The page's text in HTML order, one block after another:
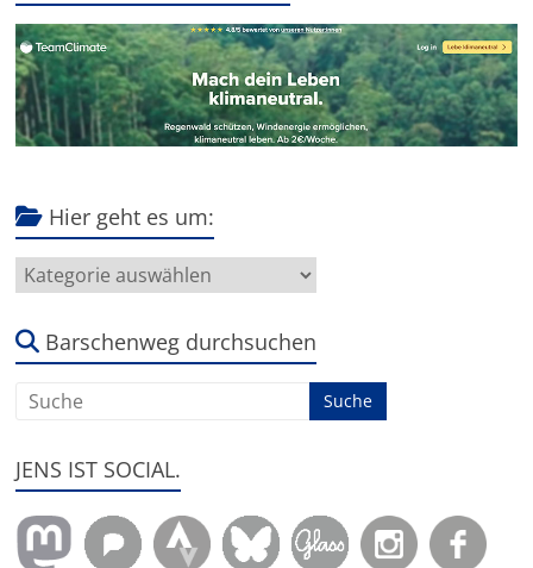
Hier geht es um:
Hier
geht
um:Barschenweg durchsuchen
JENS IST SOCIAL.